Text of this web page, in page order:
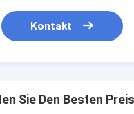
Kontakt
Sie Den Besten